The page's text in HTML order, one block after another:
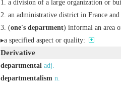
a division of a large organization or
an administrative district in France and
(one's department) informal an area
▸a specified aspect or quality:
Derivative
departmental adj.
departmentalism n.